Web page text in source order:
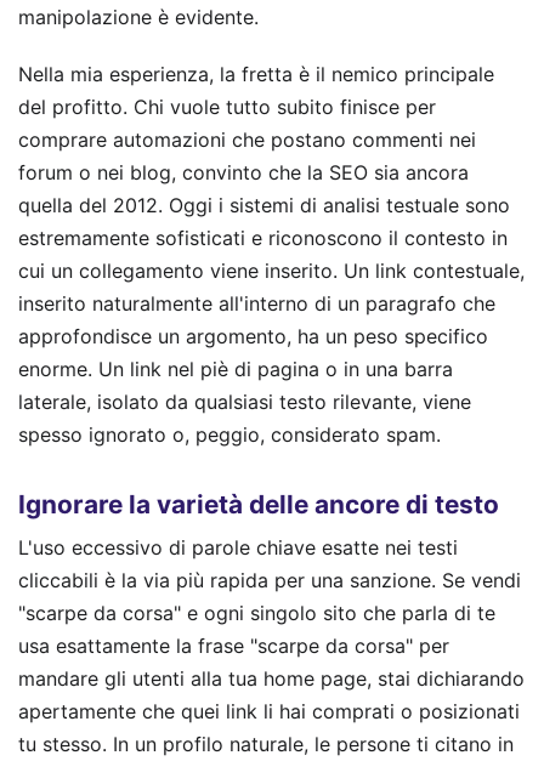
manipolazione è evidente.
Nella mia esperienza, la fretta è il nemico principale
del profitto. Chi vuole tutto subito finisce per
comprare automazioni che postano commenti nei
forum o nei blog, convinto che la SEO sia ancora
quella del 2012. Oggi i sistemi di analisi testuale sono
estremamente sofisticati e riconoscono il contesto in
cui un collegamento viene inserito. Un link contestuale,
inserito naturalmente all'interno di un paragrafo che
approfondisce un argomento, ha un peso specifico
enorme. Un link nel piè di pagina o in una barra
laterale, isolato da qualsiasi testo rilevante, viene
spesso ignorato o, peggio, considerato spam.
Ignorare la varietà delle ancore di testo
L'uso eccessivo di parole chiave esatte nei testi
cliccabili è la via più rapida per una sanzione. Se vendi
"scarpe da corsa" e ogni singolo sito che parla di te
usa esattamente la frase "scarpe da corsa" per
mandare gli utenti alla tua home page, stai dichiarando
apertamente che quei link li hai comprati o posizionati
tu stesso. In un profilo naturale, le persone ti citano in